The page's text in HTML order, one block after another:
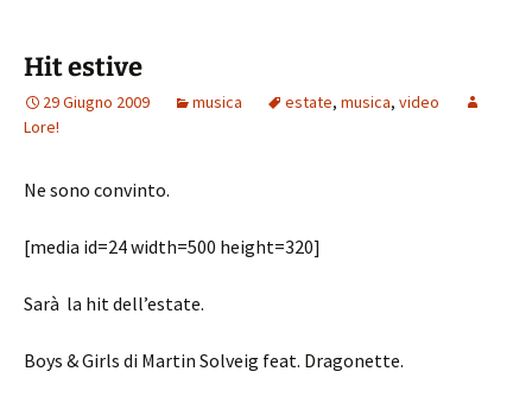
Hit estive
29 Giugno 2009 musica estate, musica, video
Lore!
Ne sono convinto.
[media id=24 width=500 height=320]
Sarà la hit dell’estate.
Boys & Girls di Martin Solveig feat. Dragonette.